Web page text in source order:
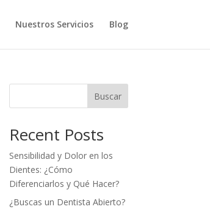
Nuestros Servicios Blog
Buscar
Recent Posts
Sensibilidad y Dolor en los
Dientes: ¿Cómo
Diferenciarlos y Qué Hacer?
¿Buscas un Dentista Abierto?